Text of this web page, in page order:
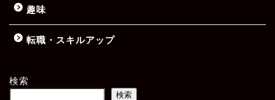
趣味
転職・スキルアップ
検索
検索